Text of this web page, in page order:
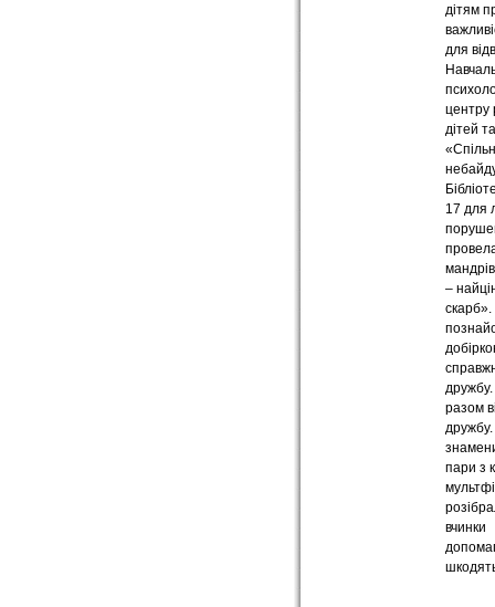
дітям
для
центру
дітей
17 для
–
скарб».
разом
пари з
вчинки